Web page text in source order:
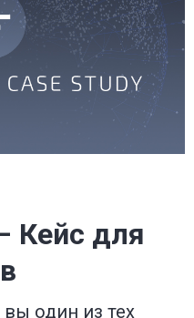
Кейс для
один из тех